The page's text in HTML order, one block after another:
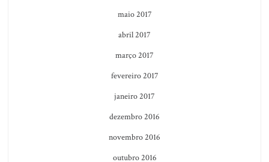
maio 2017
abril 2017
março 2017
fevereiro 2017
janeiro 2017
dezembro 2016
novembro 2016
outubro 2016